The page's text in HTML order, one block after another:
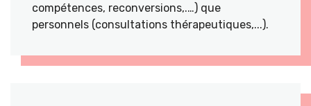
compétences, reconversions,.…) que
personnels (consultations thérapeutiques,...).